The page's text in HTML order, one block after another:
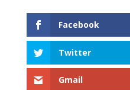
Facebook
Twitter
Gmail